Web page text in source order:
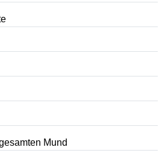
Mund